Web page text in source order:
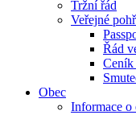
Tržní řád
Veřejné
Řád
Ceník
Obec
Informace o